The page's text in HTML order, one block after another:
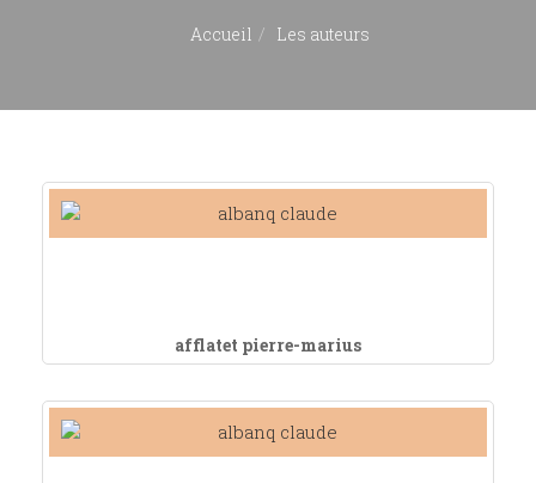
Accueil Les auteurs
afflatet pierre-marius